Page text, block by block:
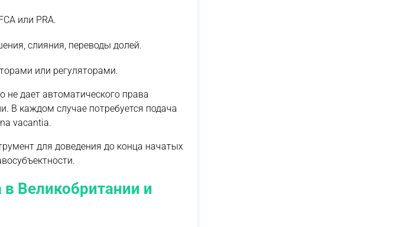
или PRA.
слияния, переводы долей.
или регуляторами.
не дает автоматического права
В каждом случае потребуется подача
vacantia.
для доведения до конца начатых
в Великобритании и